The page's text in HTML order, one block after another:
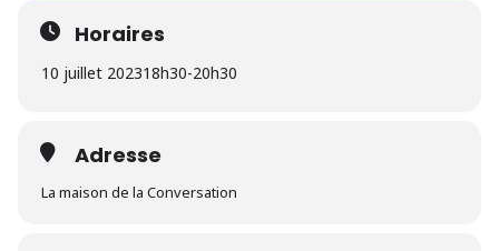
Horaires
10 juillet 202318h30-20h30
Adresse
La maison de la Conversation